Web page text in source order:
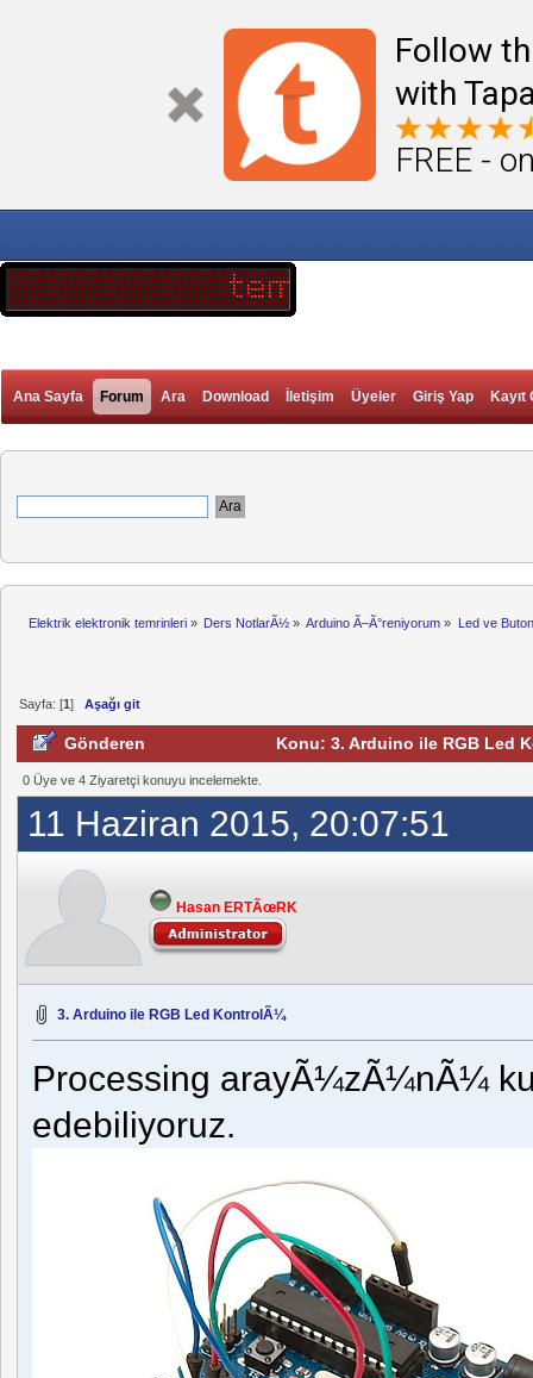
Follow
with
FREE -
Ana Sayfa Forum Ara Download İletişim Üyeler Giriş Yap Kayıt
Elektrik elektronik temrinleri» Ders NotlarÃ½ » Arduino Ã–Ã°reniyorum » Led ve
Sayfa: [1] Aşağı git
Gönderen Konu: 3. Arduino ile RGB Led
0 Üye ve 4 Ziyaretçi konuyu incelemekte.
11 Haziran 2015, 20:07:51
Hasan ERTÃœRK
3. Arduino ile RGB Led KontrolÃ¼
Processing arayÃ¼zÃ¼nÃ¼
edebiliyoruz.